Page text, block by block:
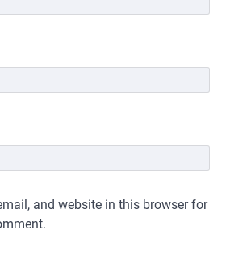
and website in this browser for